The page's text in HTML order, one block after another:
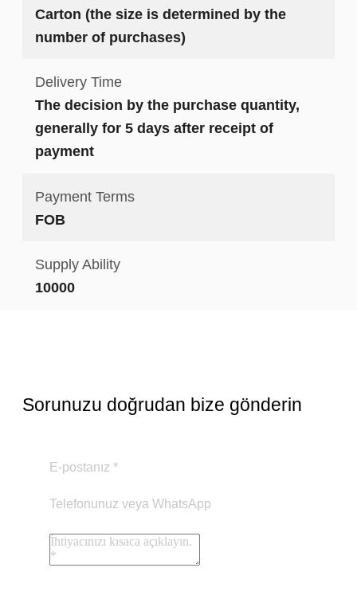
Carton (the size is determined by the
number of purchases)
Delivery Time
The decision by the purchase quantity,
generally for 5 days after receipt of
payment
Payment Terms
FOB
Supply Ability
10000
Sorunuzu doğrudan bize gönderin